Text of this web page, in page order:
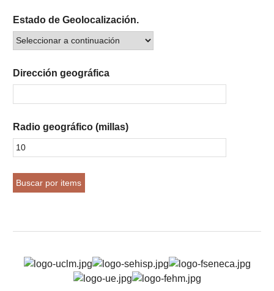
Estado de Geolocalización.
Dirección geográfica
Radio geográfico (millas)